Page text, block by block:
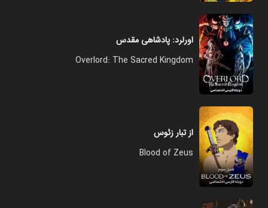
اورلرد: پادشاهی مقدس
Overlord: The Sacred Kingdom
از تبار زئوس
Blood of Zeus